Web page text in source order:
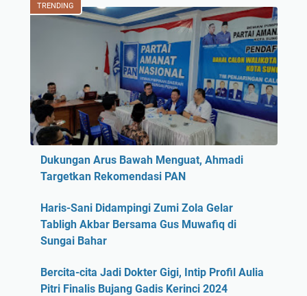
TRENDING
Dukungan Arus Bawah Menguat, Ahmadi
Targetkan Rekomendasi PAN
Haris-Sani Didampingi Zumi Zola Gelar
Tabligh Akbar Bersama Gus Muwafiq di
Sungai Bahar
Bercita-cita Jadi Dokter Gigi, Intip Profil Aulia
Pitri Finalis Bujang Gadis Kerinci 2024